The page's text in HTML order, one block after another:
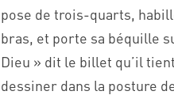
pose de trois-quarts,
bras, et porte sa béquille
Dieu » dit le billet qu’il
dessiner dans la posture